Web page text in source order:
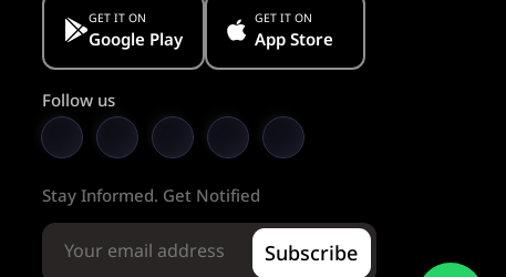
GET IT ON
Google Play
GET IT ON
App Store
Follow us
Stay Informed. Get Notified
Subscribe